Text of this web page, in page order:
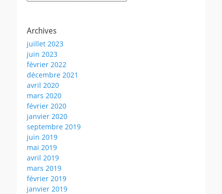
Archives
juillet 2023
juin 2023
février 2022
décembre 2021
avril 2020
mars 2020
février 2020
janvier 2020
septembre 2019
juin 2019
mai 2019
avril 2019
mars 2019
février 2019
janvier 2019